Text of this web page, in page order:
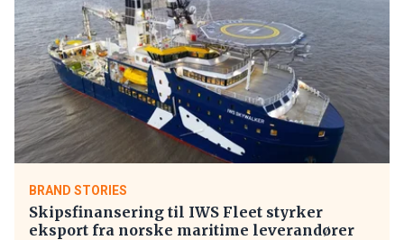
BRAND STORIES
Skipsfinansering til IWS Fleet styrker
eksport fra norske maritime leverandører